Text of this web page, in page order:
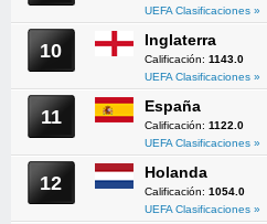
UEFA Clasificaciones »
10 Inglaterra
Calificación: 1143.0
UEFA Clasificaciones »
11 España
Calificación: 1122.0
UEFA Clasificaciones »
12 Holanda
Calificación: 1054.0
UEFA Clasificaciones »